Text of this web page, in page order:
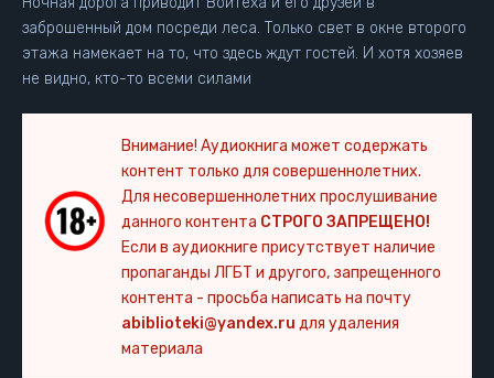
заброшенный дом посреди леса. Только свет в окне второго
этажа намекает на то, что здесь ждут гостей. И хотя хозяев
не видно, кто-то всеми силами
Внимание! Аудиокнига может содержать
контент только для совершеннолетних.
Для несовершеннолетних прослушивание
данного контента СТРОГО ЗАПРЕЩЕНО!
Если в аудиокниге присутствует наличие
пропаганды ЛГБТ и другого, запрещенного
контента - просьба написать на почту
abiblioteki@yandex.ru для удаления
материала